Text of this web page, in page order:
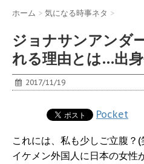
ホーム > 気になる時事ネタ >
ジョナサンアンダ
れる理由とは…出
2017/11/19
Pocket
これには、私も少しご立腹？
イケメン外国人に日本の女性